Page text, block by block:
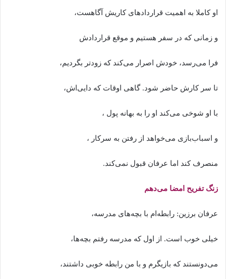
او کاملا به اهمیت قراردادهای کاریش آگاهست،
و زمانی که در سفر هستیم و موقع قراردادش
فرا می‌رسد، خودش اصرار می‌کند که زودتر بگردیم،
تا سر کارش حاضر شود. گاهی اوقات که دایی‌اش،
با او شوخی می‌کند او را به بهانه پول ،
و اسباب‌بازی می‌خواهد از رفتن به سرکار ،
منصرف کند اما عرفان قبول نمی‌کند.
زنگ تفریح امضا می‌دهم
عرفان برزین: رابطه‌ا‌م با بچه‌های مدرسه،
خیلی خوب است. از اول که مدرسه رفتم بچه‌ها،
می‌دونستند که بازیگرم و با من رابطه خوبی داشتند،